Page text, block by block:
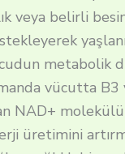
veya belirli
metabolik
vücutta
NAD+
üretimini